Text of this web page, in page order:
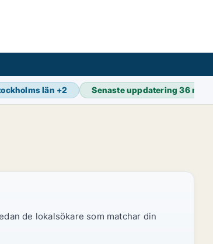
län +2 Senaste uppdatering36 min
de lokalsökare som matchar din